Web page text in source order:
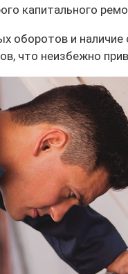
капитального
оборотов и
что неизбежно